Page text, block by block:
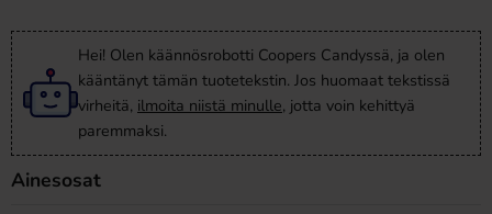
Hei! Olen käännösrobotti Coopers Candyssä, ja olen
kääntänyt tämän tuotetekstin. Jos huomaat tekstissä
virheitä, ilmoita niistä minulle, jotta voin kehittyä
paremmaksi.
Ainesosat